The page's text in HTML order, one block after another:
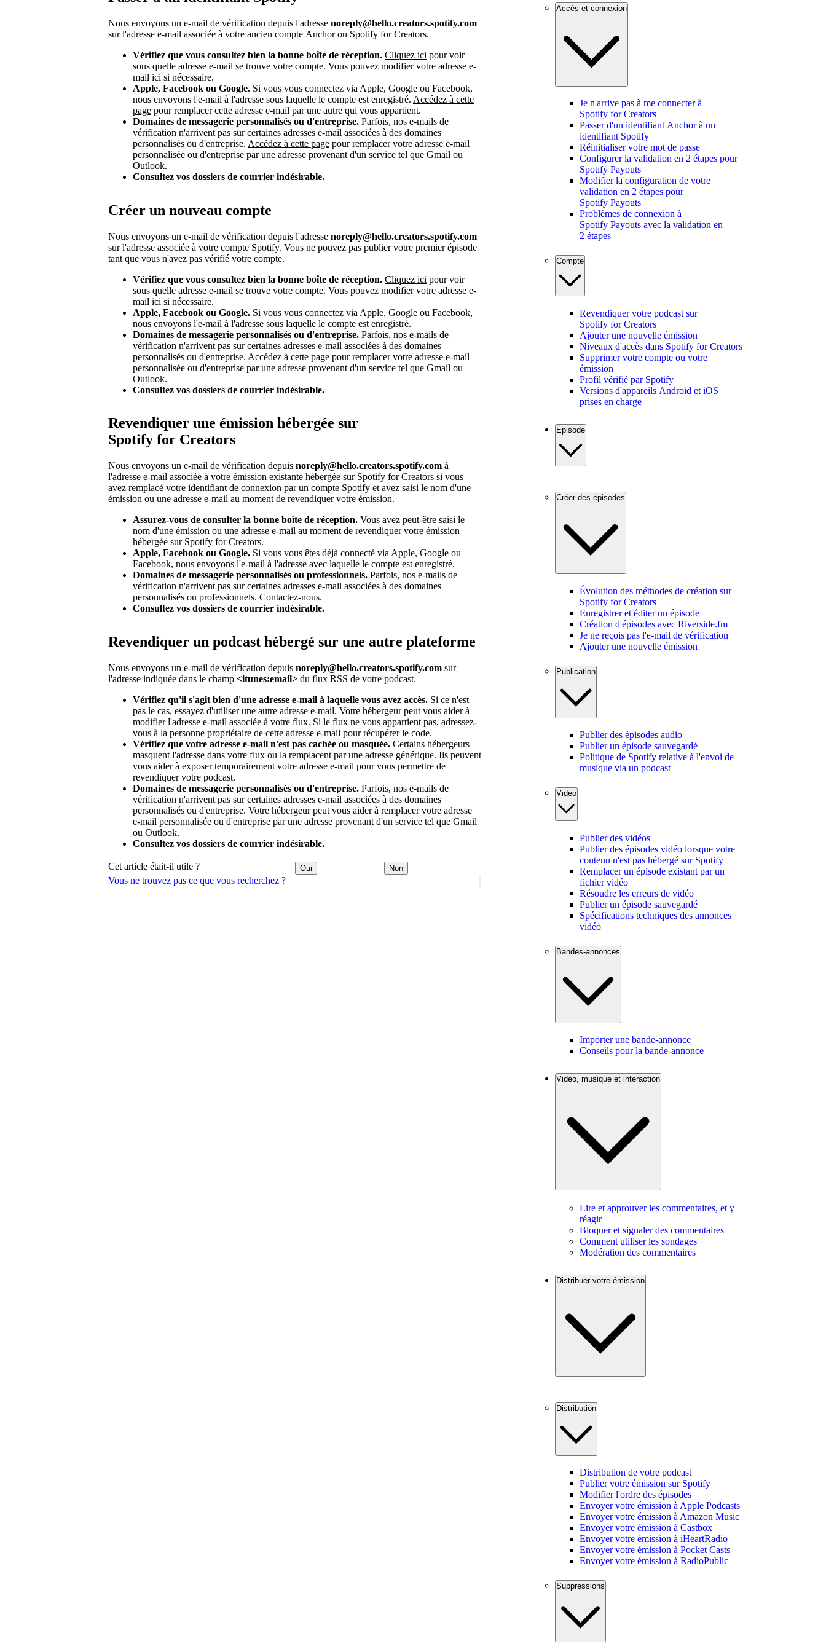
Vous ne trouvez pas ce que vous recherchez ?
Nous envoyons un e-mail de vérification depuis l'adresse noreply@hello.creators.spotify.com
sur l'adresse e-mail associée à votre ancien compte Anchor ou Spotify for Creators.
Vérifiez que vous consultez bien la bonne boîte de réception. Cliquez ici pour voir
sous quelle adresse e-mail se trouve votre compte. Vous pouvez modifier votre adresse e-
mail ici si nécessaire.
Apple, Facebook ou Google. Si vous vous connectez via Apple, Google ou Facebook,
nous envoyons l'e-mail à l'adresse sous laquelle le compte est enregistré. Accédez à cette
page pour remplacer cette adresse e-mail par une autre qui vous appartient.
Domaines de messagerie personnalisés ou d'entreprise. Parfois, nos e-mails de
vérification n'arrivent pas sur certaines adresses e-mail associées à des domaines
personnalisés ou d'entreprise. Accédez à cette page pour remplacer votre adresse e-mail
personnalisée ou d'entreprise par une adresse provenant d'un service tel que Gmail ou
Outlook.
Consultez vos dossiers de courrier indésirable.
Créer un nouveau compte
Nous envoyons un e-mail de vérification depuis l'adresse noreply@hello.creators.spotify.com
sur l'adresse associée à votre compte Spotify. Vous ne pouvez pas publier votre premier épisode
tant que vous n'avez pas vérifié votre compte.
Vérifiez que vous consultez bien la bonne boîte de réception. Cliquez ici pour voir
sous quelle adresse e-mail se trouve votre compte. Vous pouvez modifier votre adresse e-
mail ici si nécessaire.
Apple, Facebook ou Google. Si vous vous connectez via Apple, Google ou Facebook,
nous envoyons l'e-mail à l'adresse sous laquelle le compte est enregistré.
Domaines de messagerie personnalisés ou d'entreprise. Parfois, nos e-mails de
vérification n'arrivent pas sur certaines adresses e-mail associées à des domaines
personnalisés ou d'entreprise. Accédez à cette page pour remplacer votre adresse e-mail
personnalisée ou d'entreprise par une adresse provenant d'un service tel que Gmail ou
Outlook.
Consultez vos dossiers de courrier indésirable.
Revendiquer une émission hébergée sur
Spotify for Creators
Nous envoyons un e-mail de vérification depuis noreply@hello.creators.spotify.com à
l'adresse e-mail associée à votre émission existante hébergée sur Spotify for Creators si vous
avez remplacé votre identifiant de connexion par un compte Spotify et avez saisi le nom d'une
émission ou une adresse e-mail au moment de revendiquer votre émission.
Assurez-vous de consulter la bonne boîte de réception. Vous avez peut-être saisi le
nom d'une émission ou une adresse e-mail au moment de revendiquer votre émission
hébergée sur Spotify for Creators.
Apple, Facebook ou Google. Si vous vous êtes déjà connecté via Apple, Google ou
Facebook, nous envoyons l'e-mail à l'adresse avec laquelle le compte est enregistré.
Domaines de messagerie personnalisés ou professionnels. Parfois, nos e-mails de
vérification n'arrivent pas sur certaines adresses e-mail associées à des domaines
personnalisés ou professionnels. Contactez-nous.
Consultez vos dossiers de courrier indésirable.
Revendiquer un podcast hébergé sur une autre plateforme
Nous envoyons un e-mail de vérification depuis noreply@hello.creators.spotify.com sur
l'adresse indiquée dans le champ <itunes:email> du flux RSS de votre podcast.
Vérifiez qu'il s'agit bien d'une adresse e-mail à laquelle vous avez accès. Si ce n'est
pas le cas, essayez d'utiliser une autre adresse e-mail. Votre hébergeur peut vous aider à
modifier l'adresse e-mail associée à votre flux. Si le flux ne vous appartient pas, adressez-
vous à la personne propriétaire de cette adresse e-mail pour récupérer le code.
Vérifiez que votre adresse e-mail n'est pas cachée ou masquée. Certains hébergeurs
masquent l'adresse dans votre flux ou la remplacent par une adresse générique. Ils peuvent
vous aider à exposer temporairement votre adresse e-mail pour vous permettre de
revendiquer votre podcast.
Domaines de messagerie personnalisés ou d'entreprise. Parfois, nos e-mails de
vérification n'arrivent pas sur certaines adresses e-mail associées à des domaines
personnalisés ou d'entreprise. Votre hébergeur peut vous aider à remplacer votre adresse
e-mail personnalisée ou d'entreprise par une adresse provenant d'un service tel que Gmail
ou Outlook.
Consultez vos dossiers de courrier indésirable.
Cet article était-il utile ? Oui Non
Accès et connexion
Je n'arrive pas à me connecter à
Spotify for Creators
Passer d'un identifiant Anchor à un
identifiant Spotify
Réinitialiser votre mot de passe
Configurer la validation en 2 étapes pour
Spotify Payouts
Modifier la configuration de votre
validation en 2 étapes pour
Spotify Payouts
Problèmes de connexion à
Spotify Payouts avec la validation en
2 étapes
Compte
Revendiquer votre podcast sur
Spotify for Creators
Ajouter une nouvelle émission
Niveaux d'accès dans Spotify for Creators
Supprimer votre compte ou votre
émission
Profil vérifié par Spotify
Versions d'appareils Android et iOS
prises en charge
Épisode
Créer des épisodes
Évolution des méthodes de création sur
Spotify for Creators
Enregistrer et éditer un épisode
Création d'épisodes avec Riverside.fm
Je ne reçois pas l'e-mail de vérification
Ajouter une nouvelle émission
Publication
Publier des épisodes audio
Publier un épisode sauvegardé
Politique de Spotify relative à l'envoi de
musique via un podcast
Vidéo
Publier des vidéos
Publier des épisodes vidéo lorsque votre
contenu n'est pas hébergé sur Spotify
Remplacer un épisode existant par un
fichier vidéo
Résoudre les erreurs de vidéo
Publier un épisode sauvegardé
Spécifications techniques des annonces
vidéo
Bandes-annonces
Importer une bande-annonce
Conseils pour la bande-annonce
Vidéo, musique et interaction
Lire et approuver les commentaires, et y
réagir
Bloquer et signaler des commentaires
Comment utiliser les sondages
Modération des commentaires
Distribuer votre émission
Distribution
Distribution de votre podcast
Publier votre émission sur Spotify
Modifier l'ordre des épisodes
Envoyer votre émission à Apple Podcasts
Envoyer votre émission à Amazon Music
Envoyer votre émission à Castbox
Envoyer votre émission à iHeartRadio
Envoyer votre émission à Pocket Casts
Envoyer votre émission à RadioPublic
Suppressions